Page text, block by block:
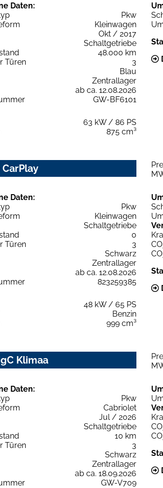
Daten:
Pkw
Kleinwagen
Okt / 2017
Schaltgetriebe
48.000 km
Türen
3
Blau
Zentrallager
ab ca. 12.08.2026
GW-BF6101
63 kW / 86 PS
875 cm³
Daten:
Pkw
Kleinwagen
Schaltgetriebe
0
Türen
3
Schwarz
Zentrallager
ab ca. 12.08.2026
823259385
48 kW / 65 PS
Benzin
999 cm³
CO
CO
Klimaa
Daten:
Pkw
Cabriolet
Jul / 2026
Schaltgetriebe
10 km
Türen
3
Schwarz
Zentrallager
ab ca. 18.09.2026
GW-V709
CO
CO